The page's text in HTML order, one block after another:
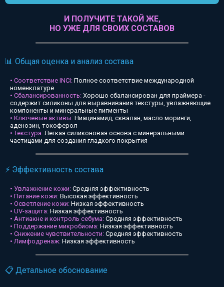
И ПОЛУЧИТЕ ТАКОЙ ЖЕ,
НО УЖЕ ДЛЯ СВОИХ СОСТАВОВ
📊 Общая оценка и анализ состава
• Соответствие INCI: Полное соответствие международной
номенклатуре
• Сбалансированность: Хорошо сбалансирован для праймера -
содержит силиконы для выравнивания текстуры, увлажняющие
компоненты и минеральные пигменты
• Ключевые активы: Ниацинамид, сквалан, масло моринги,
аденозин, токоферол
• Текстура:Легкая силиконовая основа с минеральными
частицами для создания гладкого покрытия
⚡ Эффективность состава
• Увлажнение кожи: Средняя эффективность
• Питание кожи: Высокая эффективность
• Осветление кожи: Низкая эффективность
• UV-защита: Низкая эффективность
• Антиакне и контроль себума: Средняя эффективность
• Поддержание микробиома: Низкая эффективность
• Снижение чувствительности: Средняя эффективность
• Лимфодренаж: Низкая эффективность
📋 Детальное обоснование